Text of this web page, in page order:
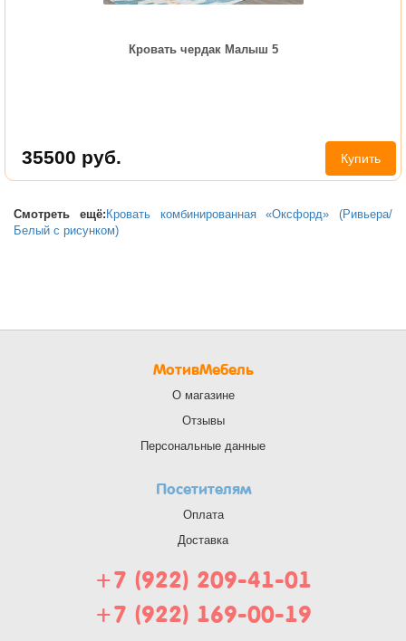
Кровать чердак Малыш 5
35500 руб. Купить
Смотреть ещё: Кровать комбинированная «Оксфорд» (Ривьера/
Белый с рисунком)
МотивМебель
О магазине
Отзывы
Персональные данные
Посетителям
Оплата
Доставка
+7 (922) 209-41-01
+7 (922) 169-00-19